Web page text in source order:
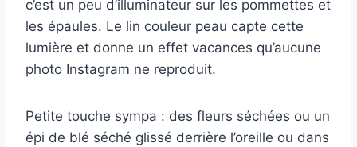
c’est un peu d’illuminateur sur les pommettes et
les épaules. Le lin couleur peau capte cette
lumière et donne un effet vacances qu’aucune
photo Instagram ne reproduit.
Petite touche sympa : des fleurs séchées ou un
épi de blé séché glissé derrière l’oreille ou dans